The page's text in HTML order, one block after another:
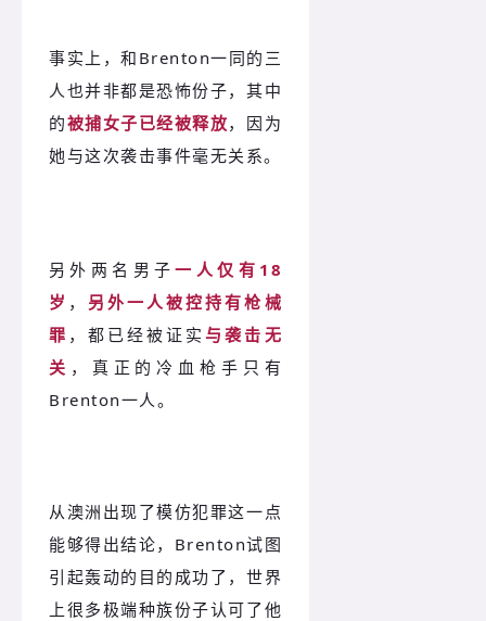
事实上，和Brenton一同的三
人也并非都是恐怖份子，其中
的被捕女子已经被释放，因为
她与这次袭击事件毫无关系。
另外两名男子一人仅有18
岁 ， 另外一人被控持有枪械
罪 ，都已经被证实与袭击无
关 ，真正的冷血枪手只有
Brenton一人。
从澳洲出现了模仿犯罪这一点
能够得出结论，Brenton试图
引起轰动的目的成功了，世界
上很多极端种族份子认可了他